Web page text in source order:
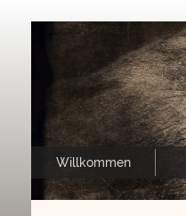
Willkommen